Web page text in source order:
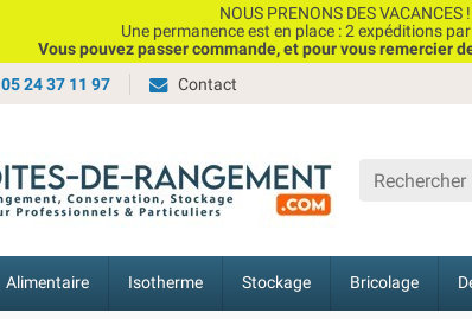
NOUS PRENONS DES
Une permanence est en place : 2 expéditions
Vous pouvez passer commande, et pour vous remercier
05 24 37 11 97 Contact
Alimentaire Isotherme Stockage Bricolage